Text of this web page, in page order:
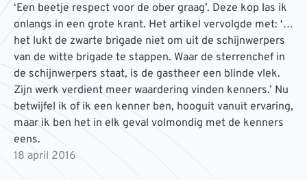
‘Een beetje respect voor de ober graag’. Deze kop las ik
onlangs in een grote krant. Het artikel vervolgde met: ‘…
het lukt de zwarte brigade niet om uit de schijnwerpers
van de witte brigade te stappen. Waar de sterrenchef in
de schijnwerpers staat, is de gastheer een blinde vlek.
Zijn werk verdient meer waardering vinden kenners.’ Nu
betwijfel ik of ik een kenner ben, hooguit vanuit ervaring,
maar ik ben het in elk geval volmondig met de kenners
eens.
18 april 2016